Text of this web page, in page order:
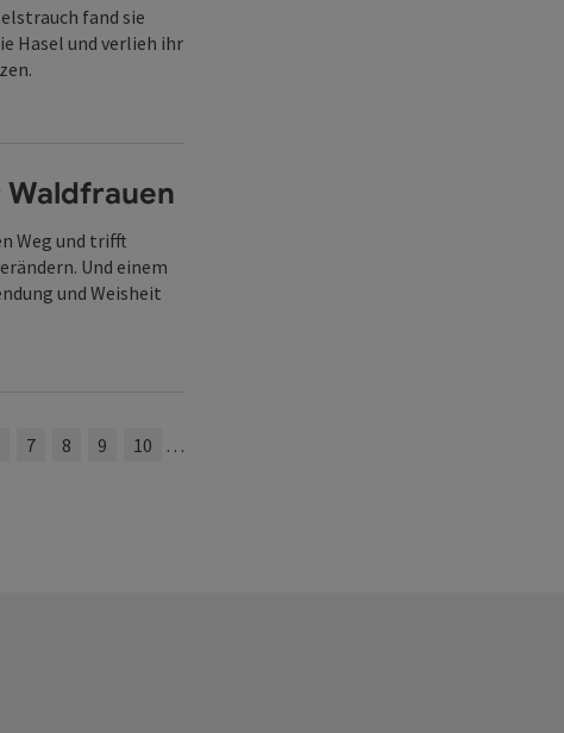
fand sie
Hasel und verlieh ihr
Waldfrauen
Weg und trifft
Und einem
und Weisheit
7 8 9 10 …